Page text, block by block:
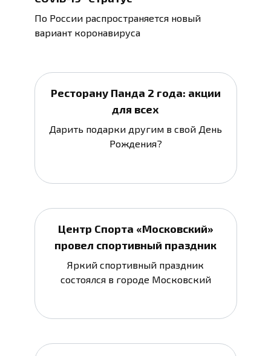
По России распространяется новый
вариант коронавируса
Ресторану Панда 2 года: акции
для всех
Дарить подарки другим в свой День
Рождения?
Центр Спорта «Московский»
провел спортивный праздник
Яркий спортивный праздник
состоялся в городе Московский